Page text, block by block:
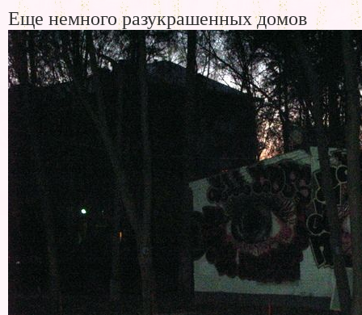
Еще немного разукрашенных домов